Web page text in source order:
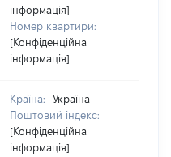
інформація]
Номер квартири:
[Конфіденційна
інформація]
Країна:
Україна
Поштовий індекс:
[Конфіденційна
інформація]